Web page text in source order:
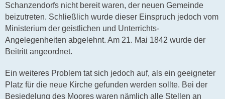
Schanzendorfs nicht bereit waren, der neuen Gemeinde
beizutreten. Schließlich wurde dieser Einspruch jedoch vom
Ministerium der geistlichen und Unterrichts-
Angelegenheiten abgelehnt. Am 21. Mai 1842 wurde der
Beitritt angeordnet.
Ein weiteres Problem tat sich jedoch auf, als ein geeigneter
Platz für die neue Kirche gefunden werden sollte. Bei der
Besiedelung des Moores waren nämlich alle Stellen an